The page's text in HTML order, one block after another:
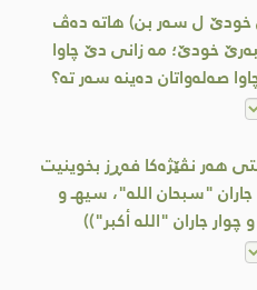
خودێ ل سه‌ر بن) هاته‌ ده‌ڤ
خودێ؛ مه‌ زانی دێ چاوا
صه‌له‌واتان ده‌ینه‌ سه‌ر ته‌؟
هه‌ر نڤێژه‌كا فه‌ڕز بخوینیت
"سبحان الله"، سیهـ و
جاران "الله أكبر"))